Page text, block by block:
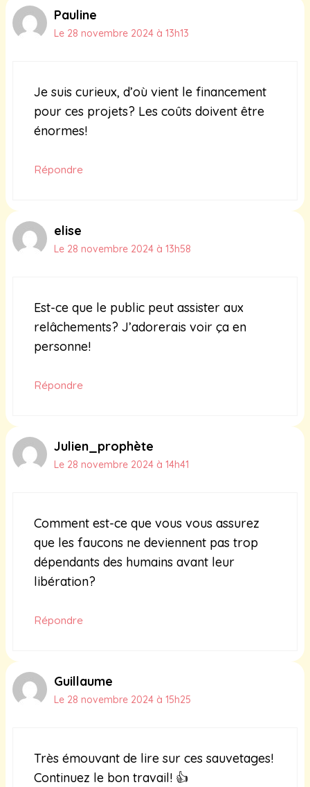
Pauline
Le 28 novembre 2024 à 13h13
Je suis curieux, d’où vient le financement
pour ces projets? Les coûts doivent être
énormes!
Répondre
elise
Le 28 novembre 2024 à 13h58
Est-ce que le public peut assister aux
relâchements? J’adorerais voir ça en
personne!
Répondre
Julien_prophète
Le 28 novembre 2024 à 14h41
Comment est-ce que vous vous assurez
que les faucons ne deviennent pas trop
dépendants des humains avant leur
libération?
Répondre
Guillaume
Le 28 novembre 2024 à 15h25
Très émouvant de lire sur ces sauvetages!
Continuez le bon travail! 👍